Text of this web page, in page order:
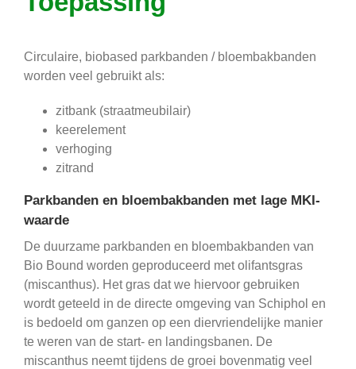
Circulaire, biobased parkbanden / bloembakbanden
worden veel gebruikt als:
zitbank (straatmeubilair)
keerelement
verhoging
zitrand
Parkbanden en bloembakbanden met lage MKI-
waarde
De duurzame parkbanden en bloembakbanden van
Bio Bound worden geproduceerd met olifantsgras
(miscanthus). Het gras dat we hiervoor gebruiken
wordt geteeld in de directe omgeving van Schiphol en
is bedoeld om ganzen op een diervriendelijke manier
te weren van de start- en landingsbanen. De
miscanthus neemt tijdens de groei bovenmatig veel